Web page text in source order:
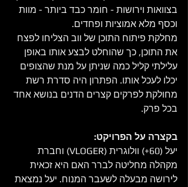
בצוואות וירושות - חומר כבד ביותר - מוות
וכסף מלא אמוציות ופחדים.
מחלקת פיתוח התוכן של ווב הצליחו לפצח
את התוכן, כך שהוחלט לבצע אותו באופן
עלילתי קליל כמה שניתן על מנת שהצופים
יכלו לעכל אותו. הפתרון היה סדרת רשת
מחולקת לפרקים קצרים הדנים בנושא אחד
בכל פרק.
בקצרה על הפרויקט:
יעל (60+) וולוגרית (VLOGER) וחברת
מקהלה מחליטה לברר האם היא זכאית
לירושה מבעלה לשעבר המנוח. יעל נמצאת